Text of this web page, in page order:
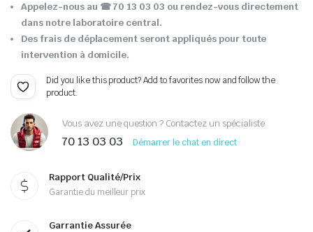
Appelez-nous au ☎ 70 13 03 03 ou rendez-vous directement
dans notre laboratoire central.
Des frais de déplacement seront appliqués pour toute
intervention à domicile.
Did you like this product? Add to favorites now and follow the
product.
Vous avez une question ? Contactez un spécialiste
70 13 03 03 Démarrer le chat en direct
Rapport Qualité/Prix
Garantie du meilleur prix
Garrantie Assurée